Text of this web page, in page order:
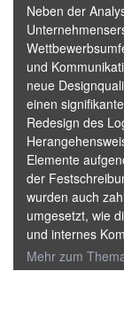
Neben der
und
neue
einen
Redesign des
Elemente
der
wurden auch
umgesetzt, wie
und internes
Mehr zum